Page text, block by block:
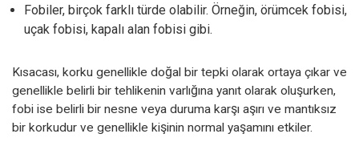
Fobiler, birçok farklı türde olabilir. Örneğin, örümcek fobisi,
uçak fobisi, kapalı alan fobisi gibi.
Kısacası, korku genellikle doğal bir tepki olarak ortaya çıkar ve
genellikle belirli bir tehlikenin varlığına yanıt olarak oluşurken,
fobi ise belirli bir nesne veya duruma karşı aşırı ve mantıksız
bir korkudur ve genellikle kişinin normal yaşamını etkiler.